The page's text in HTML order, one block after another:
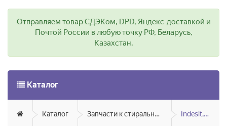
Отправляем товар СДЭКом, DPD, Яндекс-доставкой и
Почтой России в любую точку РФ, Беларусь,
Казахстан.
Каталог
Каталог Запчасти к стиральным и посудомоечным машинам Indesit, Ariston, Hotpoint